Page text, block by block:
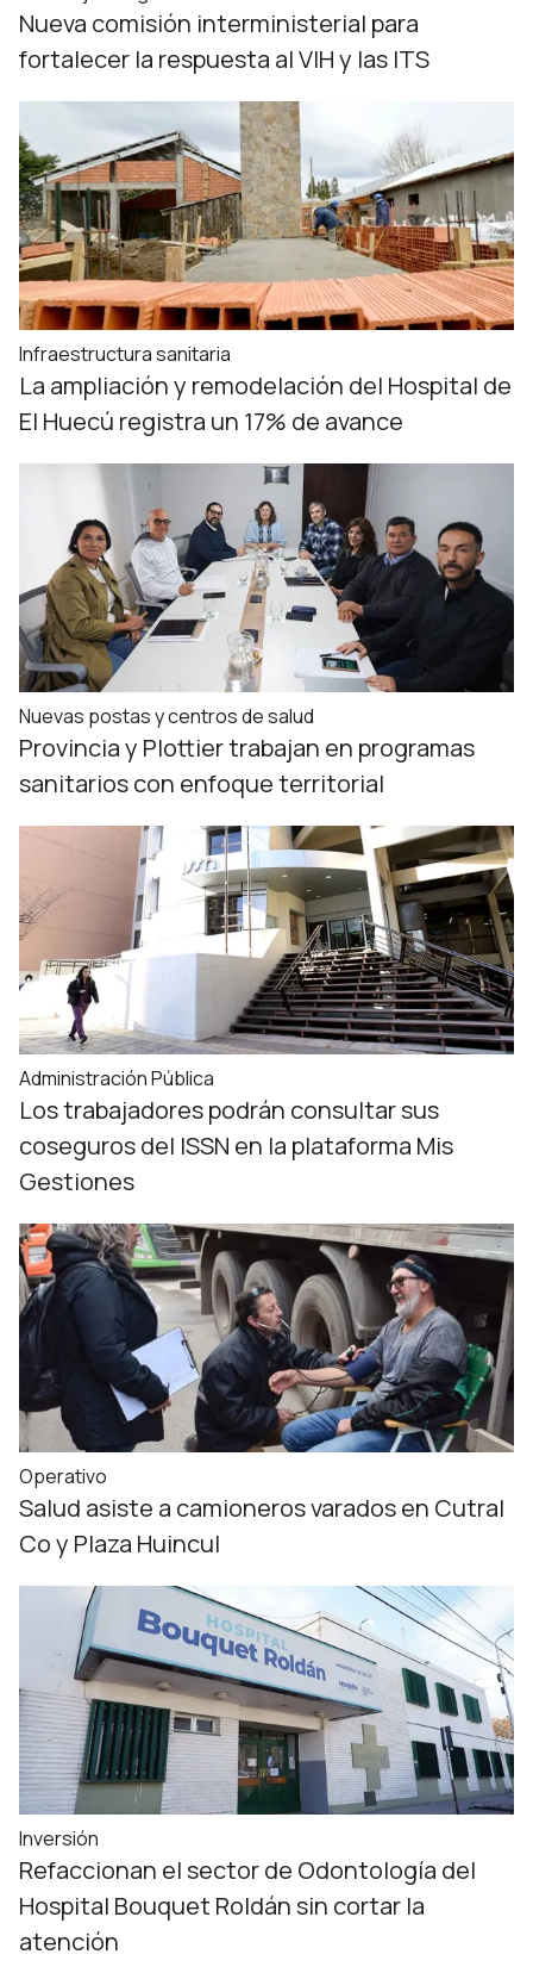
Nueva comisión interministerial para
fortalecer la respuesta al VIH y las ITS
Infraestructura sanitaria
La ampliación y remodelación del Hospital de
El Huecú registra un 17% de avance
Nuevas postas y centros de salud
Provincia y Plottier trabajan en programas
sanitarios con enfoque territorial
Administración Pública
Los trabajadores podrán consultar sus
coseguros del ISSN en la plataforma Mis
Gestiones
Operativo
Salud asiste a camioneros varados en Cutral
Co y Plaza Huincul
Inversión
Refaccionan el sector de Odontología del
Hospital Bouquet Roldán sin cortar la
atención